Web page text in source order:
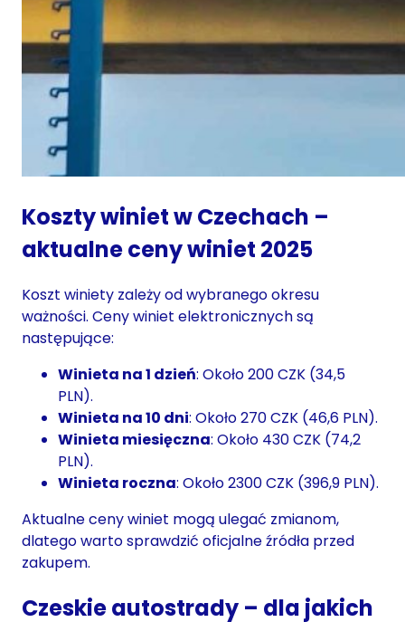
Koszty winiet w Czechach –
aktualne ceny winiet 2025
Koszt winiety zależy od wybranego okresu
ważności. Ceny winiet elektronicznych są
następujące:
Winieta na 1 dzień: Około 200 CZK (34,5
PLN).
Winieta na 10 dni: Około 270 CZK (46,6 PLN).
Winieta miesięczna: Około 430 CZK (74,2
PLN).
Winieta roczna: Około 2300 CZK (396,9 PLN).
Aktualne ceny winiet mogą ulegać zmianom,
dlatego warto sprawdzić oficjalne źródła przed
zakupem.
Czeskie autostrady – dla jakich